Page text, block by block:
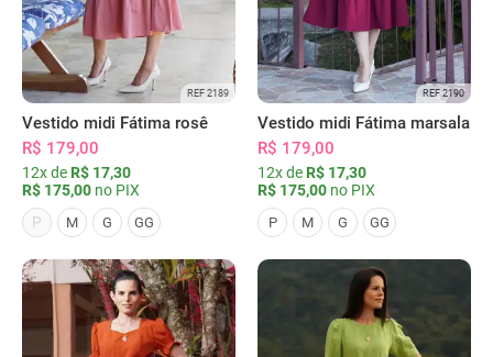
REF 2189
Vestido midi Fátima rosê
R$ 179,00
12x de R$ 17,30
R$ 175,00 no PIX
P
M G GG
REF 2190
Vestido midi Fátima marsala
R$ 179,00
12x de R$ 17,30
R$ 175,00 no PIX
P M G GG